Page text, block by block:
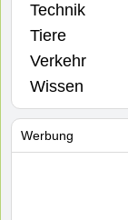
Technik
Tiere
Verkehr
Wissen
Werbung